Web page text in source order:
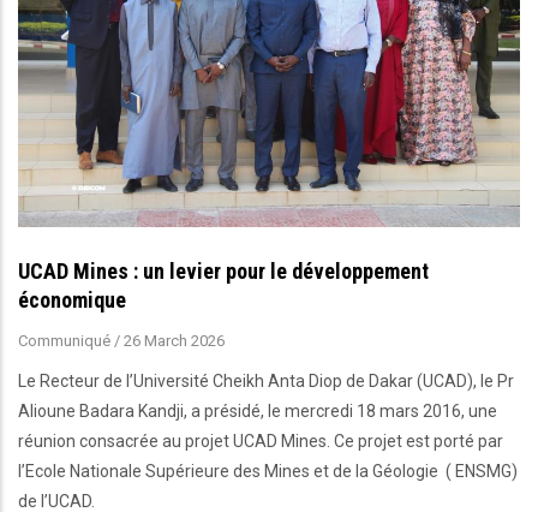
UCAD Mines : un levier pour le développement
économique
Communiqué / 26 March 2026
Le Recteur de l’Université Cheikh Anta Diop de Dakar (UCAD), le Pr
Alioune Badara Kandji, a présidé, le mercredi 18 mars 2016, une
réunion consacrée au projet UCAD Mines. Ce projet est porté par
l’Ecole Nationale Supérieure des Mines et de la Géologie ( ENSMG)
de l’UCAD.